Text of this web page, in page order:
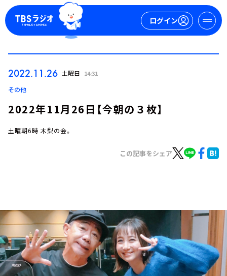
ログイン
トピックス
TBS Podcast
お知らせ
イベント・グッズ
YouTube
会社情報
2022.11.26 土曜日 14:31
その他
2022年11月26日【今朝の３枚】
土曜朝6時 木梨の会。
この記事をシェア